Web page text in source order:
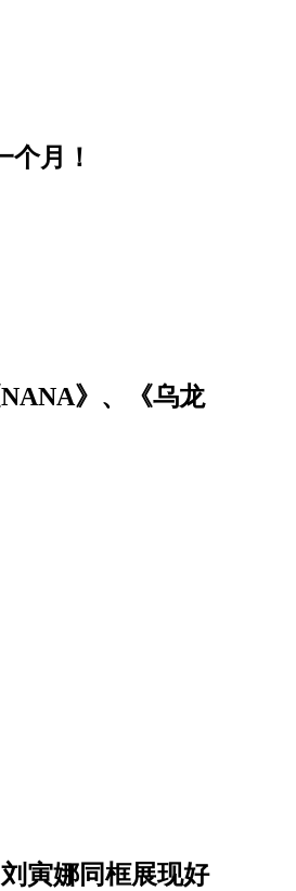
月！
》、《乌龙
寅娜同框展现好